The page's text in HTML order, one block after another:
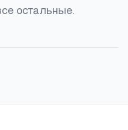
остальные.